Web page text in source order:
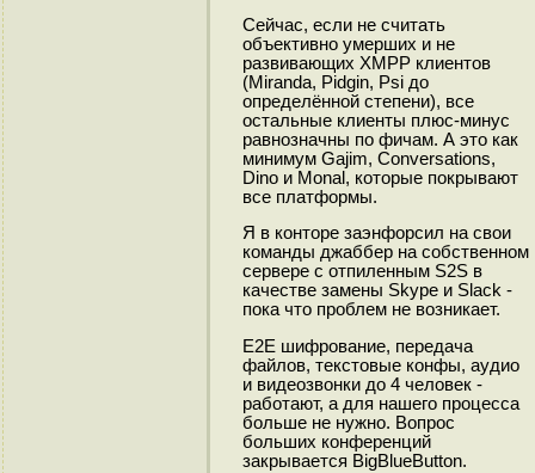
Сейчас, если не считать
объективно умерших и не
развивающих XMPP клиентов
(Miranda, Pidgin, Psi до
определённой степени), все
остальные клиенты плюс-минус
равнозначны по фичам. А это как
минимум Gajim, Conversations,
Dino и Monal, которые покрывают
все платформы.
Я в конторе заэнфорсил на свои
команды джаббер на собственном
сервере с отпиленным S2S в
качестве замены Skype и Slack -
пока что проблем не возникает.
Е2Е шифрование, передача
файлов, текстовые конфы, аудио
и видеозвонки до 4 человек -
работают, а для нашего процесса
больше не нужно. Вопрос
больших конференций
закрывается BigBlueButton.